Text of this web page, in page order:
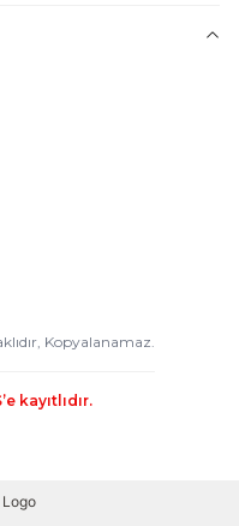
Kopyalanamaz.
kayıtlıdır.